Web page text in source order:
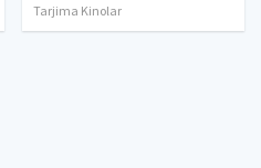
Tarjima Kinolar